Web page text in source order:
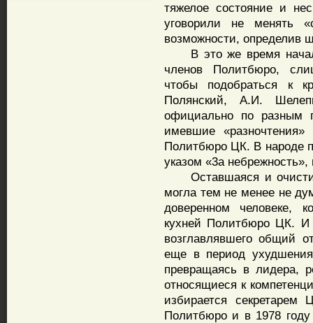
тяжелое состояние и
уговорили не менять
возможности,
В это же время
членов Политбюро,
чтобы подобраться к
Полянский, А.И.
официально по разным
имевшие «разночтения»
Политбюро ЦК. В народе
указом «3а небрежность»,
Оставшаяся и
могла тем не менее не
доверенном человеке,
кухней Политбюро ЦК. И
возглавлявшего общий
еще в период
превращаясь в лидера,
относящиеся к
избирается
Политбюро и в 1978